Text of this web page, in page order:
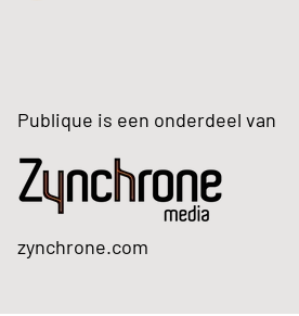
Publique is een onderdeel van
zynchrone.com